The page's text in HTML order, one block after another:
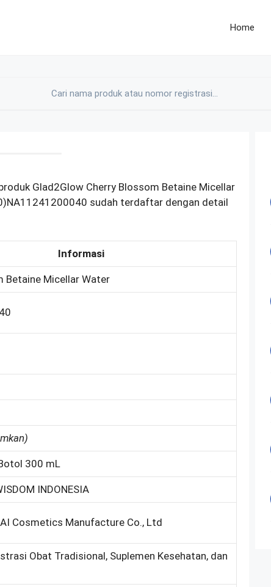
Home
Glad2Glow Cherry Blossom Betaine Micellar
sudah terdaftar dengan detail
Informasi
Betaine Micellar Water
300 mL
INDONESIA
Cosmetics Manufacture Co., Ltd
Obat Tradisional, Suplemen Kesehatan, dan